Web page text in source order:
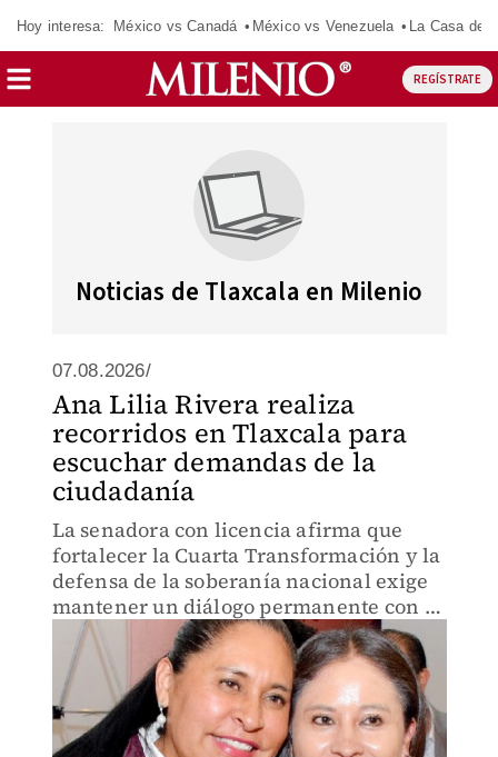
Hoy interesa: México vs Canadá México vs Venezuela La Casa de
REGÍSTRATE
Noticias de Tlaxcala en Milenio
07.08.2026/
Ana Lilia Rivera realiza
recorridos en Tlaxcala para
escuchar demandas de la
ciudadanía
La senadora con licencia afirma que
fortalecer la Cuarta Transformación y la
defensa de la soberanía nacional exige
mantener un diálogo permanente con el
pueblo.